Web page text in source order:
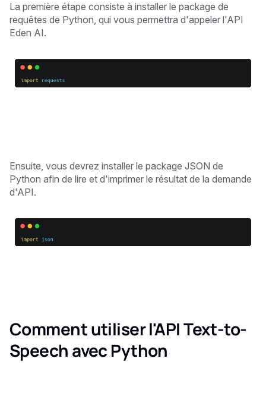
La première étape consiste à installer le package de
requêtes de Python, qui vous permettra d'appeler l'API
Eden AI.
Ensuite, vous devrez installer le package JSON de
Python afin de lire et d'imprimer le résultat de la demande
d'API.
Comment utiliser l'API Text-to-
Speech avec Python